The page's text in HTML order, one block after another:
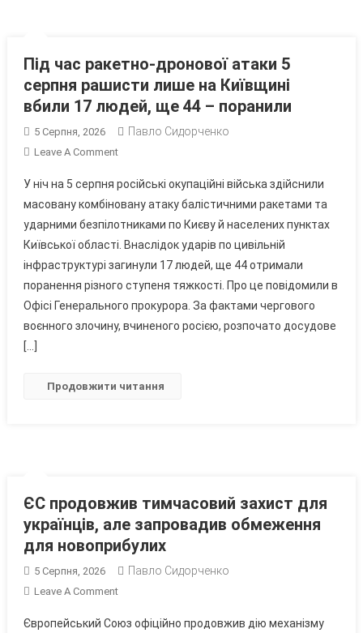
Під час ракетно-дронової атаки 5
серпня рашисти лише на Київщині
вбили 17 людей, ще 44 – поранили
5 Серпня, 2026 Павло Сидорченко
Leave A CommentOn
Час
Ракетно-
Дронової
Атаки
5
Серпня
Рашисти
17
У ніч на 5 серпня російські окупаційні війська здійснили
масовану комбіновану атаку балістичними ракетами та
ударними безпілотниками по Києву й населених пунктах
Київської області. Внаслідок ударів по цивільній
інфраструктурі загинули 17 людей, ще 44 отримали
поранення різного ступеня тяжкості. Про це повідомили в
Офісі Генерального прокурора. За фактами чергового
воєнного злочину, вчиненого росією, розпочато досудове
[…]
Продовжити читання
ЄС продовжив тимчасовий захист для
українців, але запровадив обмеження
для новоприбулих
5 Серпня, 2026 Павло Сидорченко
Leave A CommentOn
Продовжив
Європейський Союз офіційно продовжив дію механізму